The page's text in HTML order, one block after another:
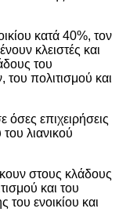
κατά 40%, τον
κλειστές και
του
πολιτισμού και
όσες επιχειρήσεις
λιανικού
στους κλάδους
και του
του ενοικίου και